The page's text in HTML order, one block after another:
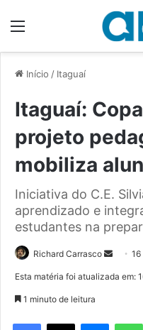
Início / Itaguaí
Itaguaí:
projeto
mobiliza
Iniciativa do C.E.
aprendizado e
estudantes na
Richard Carrasco
e
Esta matéria foi atualizada em:
1 minuto de leitura